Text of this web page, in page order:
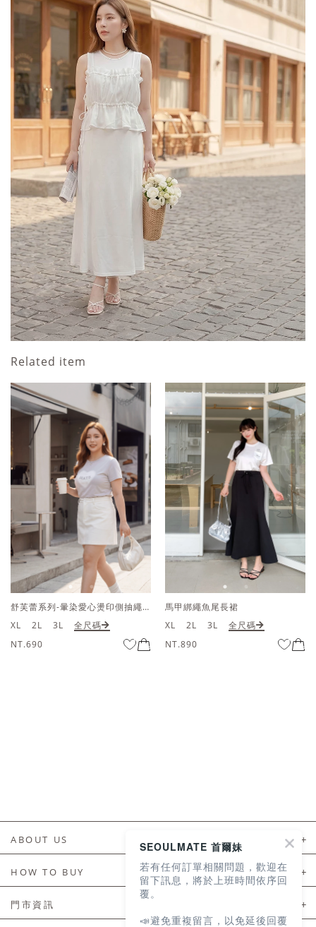
Related item
馬甲綁繩魚尾長裙
XL
2L 3L
全尺碼
NT.890
馬甲綁繩魚尾長裙
XL
2L 3L
全尺碼
NT.890
ABOUT US
HOW TO BUY
如何購買
門市資訊
SEOULMATE 首爾妹
若有任何訂單相關問題，歡迎在
留下訊息，將於上班時間依序回
覆。
📣避免重複留言，以免延後回覆